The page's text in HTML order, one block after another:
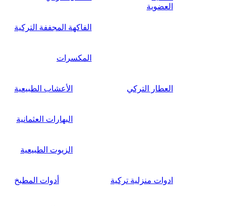
العضوية
الفاكهة المجففة التركية
المكسرات
العطار التركي الأعشاب الطبيعية
البهارات العثمانية
الزيوت الطبيعية
ادوات منزلية تركية أدوات المطبخ